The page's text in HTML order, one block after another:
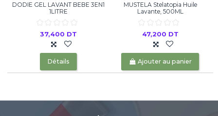
DODIE GEL LAVANT BEBE 3EN1
1LITRE
37,400 DT
Détails
MUSTELA Stelatopia Huile
Lavante, 500ML
47,200 DT
Ajouter au panier